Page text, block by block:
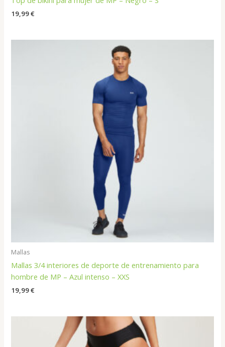
19,99€
Mallas
Mallas 3/4 interiores de deporte de entrenamiento para
hombre de MP – Azul intenso – XXS
19,99€